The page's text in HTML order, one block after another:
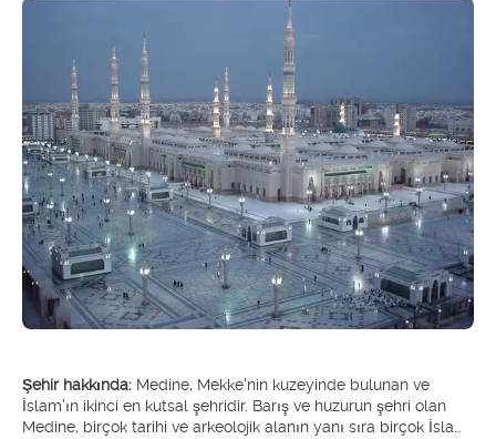
Şehir hakkında: Medine, Mekke'nin kuzeyinde bulunan ve
İslam'ın ikinci en kutsal şehridir. Barış ve huzurun şehri olan
Medine, birçok tarihi ve arkeolojik alanın yanı sıra birçok İslami